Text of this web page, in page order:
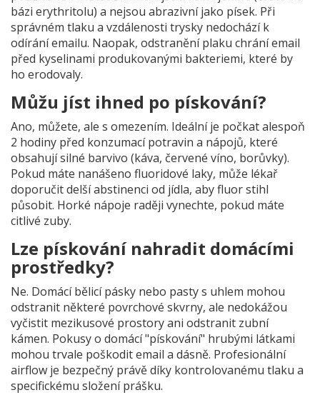
bázi erythritolu) a nejsou abrazivní jako písek. Při
správném tlaku a vzdálenosti trysky nedochází k
odírání emailu. Naopak, odstranění plaku chrání email
před kyselinami produkovanými bakteriemi, které by
ho erodovaly.
Můžu jíst ihned po pískování?
Ano, můžete, ale s omezením. Ideální je počkat alespoň
2 hodiny před konzumací potravin a nápojů, které
obsahují silné barvivo (káva, červené víno, borůvky).
Pokud máte nanášeno fluoridové laky, může lékař
doporučit delší abstinenci od jídla, aby fluor stihl
působit. Horké nápoje raději vynechte, pokud máte
citlivé zuby.
Lze pískování nahradit domácími
prostředky?
Ne. Domácí bělicí pásky nebo pasty s uhlem mohou
odstranit některé povrchové skvrny, ale nedokážou
vyčistit mezikusové prostory ani odstranit zubní
kámen. Pokusy o domácí "pískování" hrubými látkami
mohou trvale poškodit email a dásně. Profesionální
airflow je bezpečný právě díky kontrolovanému tlaku a
specifickému složení prášku.